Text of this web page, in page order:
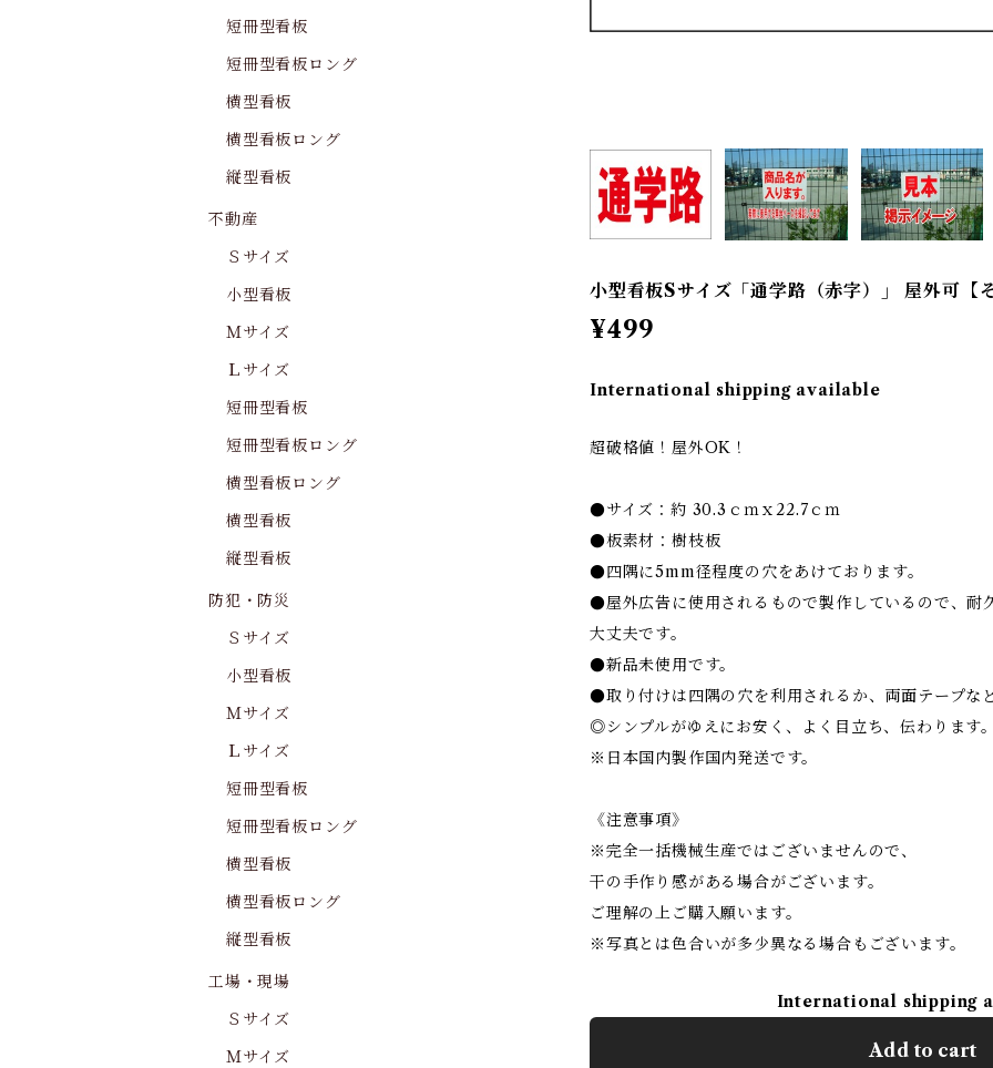
小型看板Sサイズ「通学路（赤字）」 屋外可【
¥499
International shipping available
超破格値！屋外OK！
●サイズ：約 30.3ｃｍｘ22.7ｃｍ
●板素材：樹枝板
●四隅に5mm径程度の穴をあけております。
●屋外広告に使用されるもので製作しているので、耐
大丈夫です。
●新品未使用です。
●取り付けは四隅の穴を利用されるか、両面テープな
◎シンプルがゆえにお安く、よく目立ち、伝わります。
※日本国内製作国内発送です。
《注意事項》
※完全一括機械生産ではございませんので、
干の手作り感がある場合がございます。
ご理解の上ご購入願います。
※写真とは色合いが多少異なる場合もございます。
International shipping
Add to cart
短冊型看板
短冊型看板ロング
横型看板
横型看板ロング
縦型看板
不動産
Ｓサイズ
小型看板
Ｍサイズ
Ｌサイズ
短冊型看板
短冊型看板ロング
横型看板ロング
横型看板
縦型看板
防犯・防災
Ｓサイズ
小型看板
Ｍサイズ
Ｌサイズ
短冊型看板
短冊型看板ロング
横型看板
横型看板ロング
縦型看板
工場・現場
Ｓサイズ
Ｍサイズ